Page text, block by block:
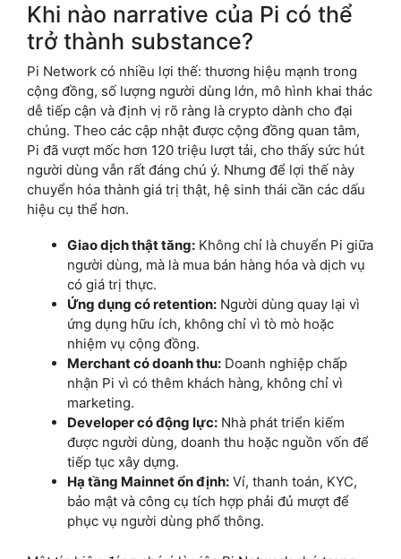
Khi nào narrative của Pi có thể
trở thành substance?
Pi Network có nhiều lợi thế: thương hiệu mạnh trong
cộng đồng, số lượng người dùng lớn, mô hình khai thác
dễ tiếp cận và định vị rõ ràng là crypto dành cho đại
chúng. Theo các cập nhật được cộng đồng quan tâm,
Pi đã vượt mốc hơn 120 triệu lượt tải, cho thấy sức hút
người dùng vẫn rất đáng chú ý. Nhưng để lợi thế này
chuyển hóa thành giá trị thật, hệ sinh thái cần các dấu
hiệu cụ thể hơn.
Giao dịch thật tăng: Không chỉ là chuyển Pi giữa
người dùng, mà là mua bán hàng hóa và dịch vụ
có giá trị thực.
Ứng dụng có retention: Người dùng quay lại vì
ứng dụng hữu ích, không chỉ vì tò mò hoặc
nhiệm vụ cộng đồng.
Merchant có doanh thu: Doanh nghiệp chấp
nhận Pi vì có thêm khách hàng, không chỉ vì
marketing.
Developer có động lực: Nhà phát triển kiếm
được người dùng, doanh thu hoặc nguồn vốn để
tiếp tục xây dựng.
Hạ tầng Mainnet ổn định: Ví, thanh toán, KYC,
bảo mật và công cụ tích hợp phải đủ mượt để
phục vụ người dùng phổ thông.